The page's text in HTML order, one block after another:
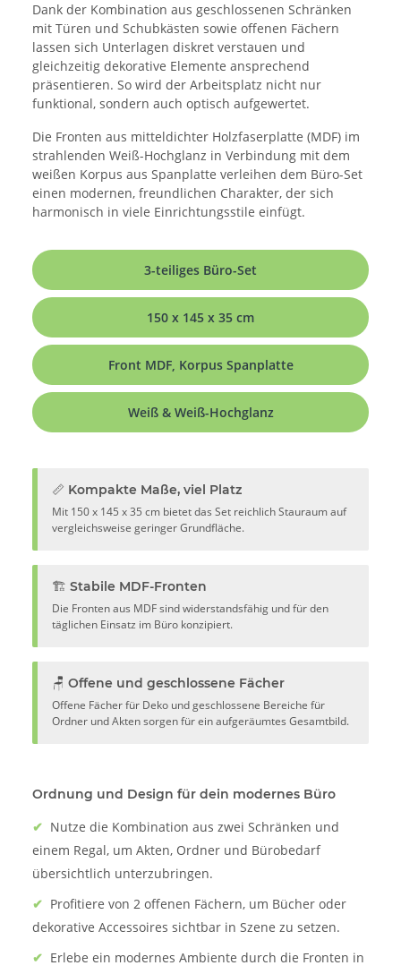
Dank der Kombination aus geschlossenen Schränken
mit Türen und Schubkästen sowie offenen Fächern
lassen sich Unterlagen diskret verstauen und
gleichzeitig dekorative Elemente ansprechend
präsentieren. So wird der Arbeitsplatz nicht nur
funktional, sondern auch optisch aufgewertet.
Die Fronten aus mitteldichter Holzfaserplatte (MDF) im
strahlenden Weiß-Hochglanz in Verbindung mit dem
weißen Korpus aus Spanplatte verleihen dem Büro-Set
einen modernen, freundlichen Charakter, der sich
harmonisch in viele Einrichtungsstile einfügt.
3-teiliges Büro-Set
150 x 145 x 35 cm
Front MDF, Korpus Spanplatte
Weiß & Weiß-Hochglanz
📏 Kompakte Maße, viel Platz
Mit 150 x 145 x 35 cm bietet das Set reichlich Stauraum auf
vergleichsweise geringer Grundfläche.
🏗️ Stabile MDF-Fronten
Die Fronten aus MDF sind widerstandsfähig und für den
täglichen Einsatz im Büro konzipiert.
🪑 Offene und geschlossene Fächer
Offene Fächer für Deko und geschlossene Bereiche für
Ordner und Akten sorgen für ein aufgeräumtes Gesamtbild.
Ordnung und Design für dein modernes Büro
✔ Nutze die Kombination aus zwei Schränken und
einem Regal, um Akten, Ordner und Bürobedarf
übersichtlich unterzubringen.
✔ Profitiere von 2 offenen Fächern, um Bücher oder
dekorative Accessoires sichtbar in Szene zu setzen.
✔ Erlebe ein modernes Ambiente durch die Fronten in